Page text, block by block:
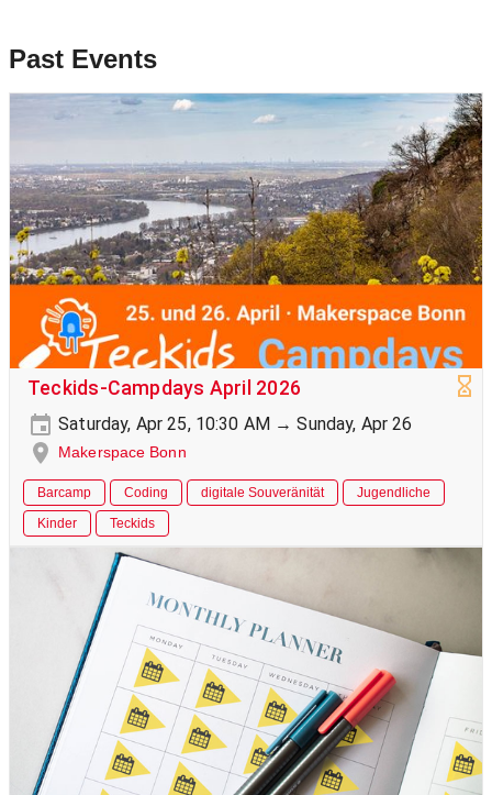
Past Events
Teckids-Campdays April 2026
Saturday, Apr 25, 10:30 AM → Sunday, Apr 26
Makerspace Bonn
Barcamp Coding digitale Souveränität
Jugendliche
Kinder
Teckids